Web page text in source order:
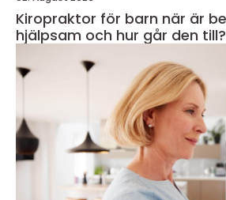
Kiropraktor för barn när är behandling
hjälpsam och hur går den till?